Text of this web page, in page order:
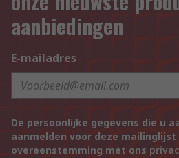
aanbiedingen
E-mailadres
De persoonlijke gegevens die u
aanmelden voor deze
overeenstemming met ons